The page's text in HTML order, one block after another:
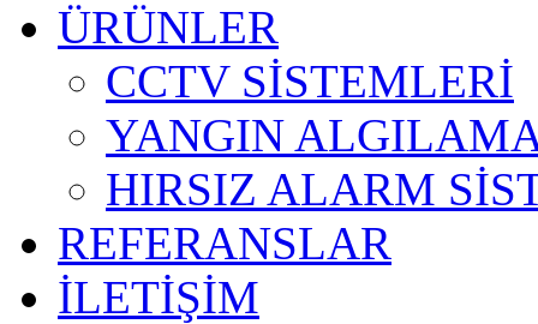
ÜRÜNLER
CCTV SİSTEMLERİ
YANGIN
HIRSIZ ALARM
REFERANSLAR
İLETİŞİM